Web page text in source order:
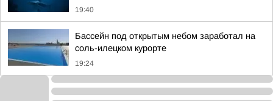
19:40
Бассейн под открытым небом заработал на
соль-илецком курорте
19:24